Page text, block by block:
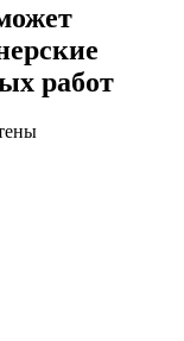
работ